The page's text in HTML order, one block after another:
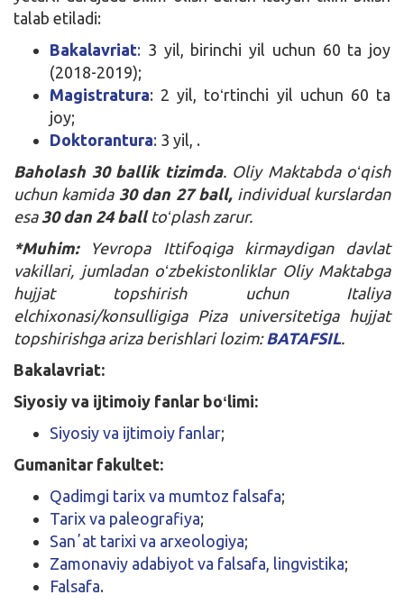
talab etiladi:
Bakalavriat: 3 yil, birinchi yil uchun 60 ta joy
(2018-2019);
Magistratura: 2 yil, toʻrtinchi yil uchun 60 ta
joy;
Doktorantura: 3 yil, .
Baholash 30 ballik tizimda. Oliy Maktabda oʻqish
uchun kamida 30 dan 27 ball,individual kurslardan
esa 30 dan 24 balltoʻplash zarur.
*Muhim:Yevropa Ittifoqiga kirmaydigan davlat
vakillari, jumladan oʻzbekistonliklar Oliy Maktabga
hujjat topshirish uchun Italiya
elchixonasi/konsulligiga Piza universitetiga hujjat
topshirishga ariza berishlari lozim: BATAFSIL.
Bakalavriat:
Siyosiy va ijtimoiy fanlar boʻlimi:
Siyosiy va ijtimoiy fanlar;
Gumanitar fakultet:
Qadimgi tarix va mumtoz falsafa;
Tarix va paleografiya;
Sanʼat tarixi va arxeologiya;
Zamonaviy adabiyot va falsafa, lingvistika;
Falsafa.